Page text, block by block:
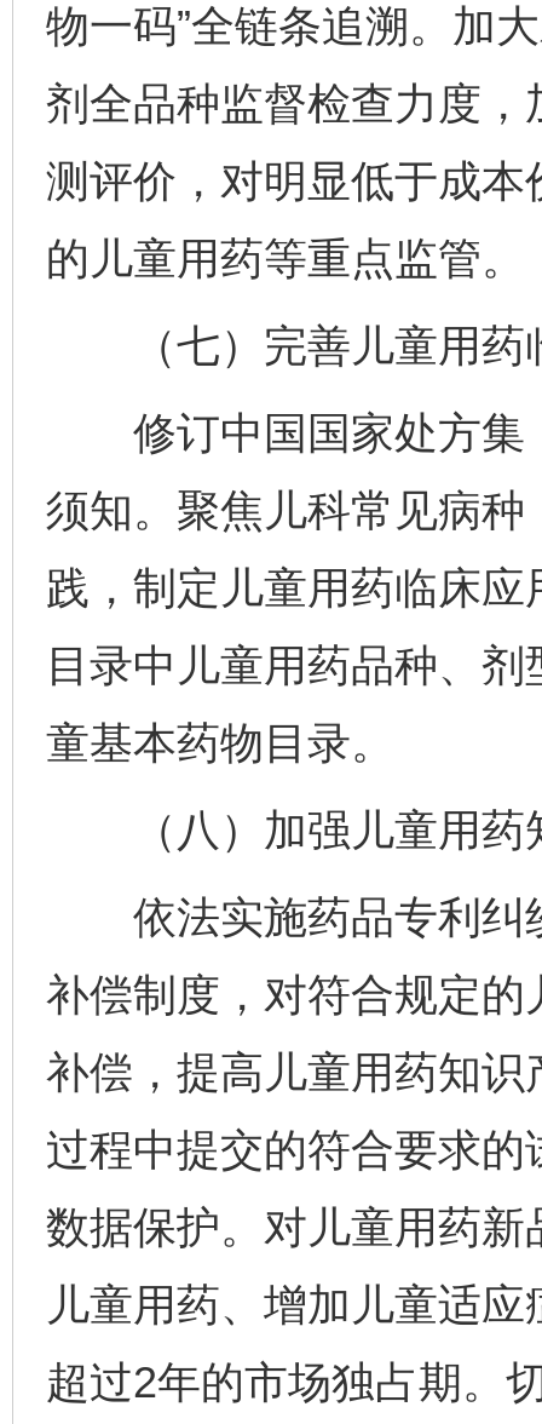
物一码”全链条追溯。加
剂全品种监督检查力度
测评价，对明显低于成
的儿童用药等重点监管。
（七）完善儿童用药
修订中国国家处方集
须知。聚焦儿科常见病
践，制定儿童用药临床
目录中儿童用药品种、
童基本药物目录。
（八）加强儿童用药
依法实施药品专利纠
补偿制度，对符合规定
补偿，提高儿童用药知
过程中提交的符合要求
数据保护。对儿童用药
儿童用药、增加儿童适
超过2年的市场独占期。